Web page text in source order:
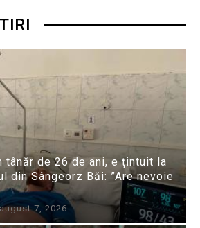
tânăr de 26 de ani, e țintuit la
din Sângeorz Băi: ”Are nevoie
august 7, 2026